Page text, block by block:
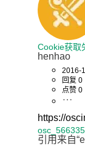
Cookie获取
henhao
2016-
回复 0
点赞 0
https://
osc_566335
引用来自